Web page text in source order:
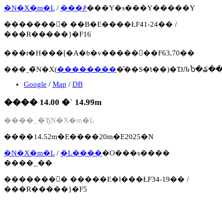
�N�X�m�L/ ���ꌧ���Y�s���Y�����Y
�������񍐏� ��B�E����ŁF41-24�� /
���R�����}�F16
���t�H���[�A�b�v�����񍐏��F63,70��
���ˍ�̃N�X(��������
Google / Map / DB
���� 14.00 �` 14.99m
����_�Ђ̃N�X�m�L
����14.52m�E����20m�E2025�N
�N�X�m�L/ �L�����O���s����
����_��
�������񍐏� �����E�l���ŁF34-19�� /
���R�����}�F5